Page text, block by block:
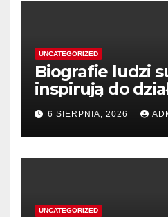
UNCATEGORIZED
Biografie ludzi
inspirują do
6 SIERPNIA, 2026
UNCATEGORIZED